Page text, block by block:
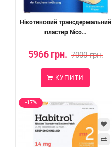
Нікотиновий трансдермальний
пластир Nico...
5966 грн. 7000 грн.
КУПИТИ
-17%